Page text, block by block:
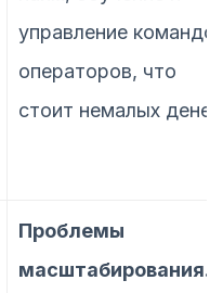
управление
операторов, что
стоит немалых денег.
Проблемы
масштабирования.